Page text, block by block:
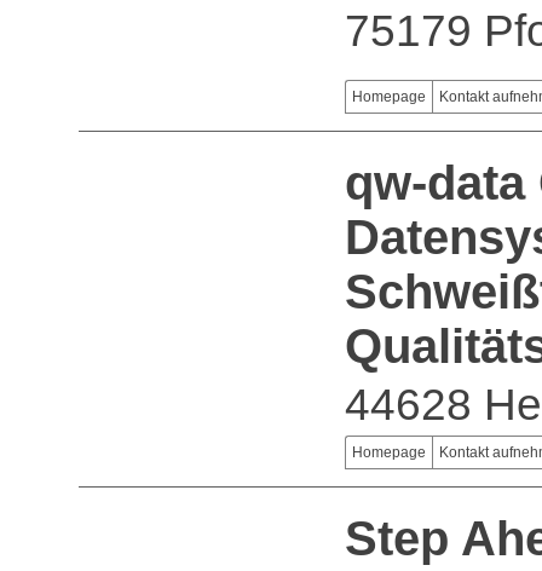
75179
Homepage Kontakt
qw-data
44628
Homepage Kontakt
Step